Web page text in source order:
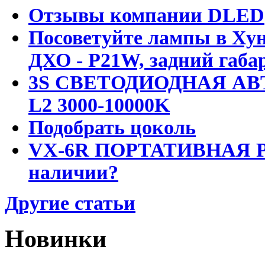
Отзывы компании DLED
Посоветуйте лампы в
ДХО - P21W, задний
3S СВЕТОДИОДНАЯ
L2 3000-10000K
Подобрать цоколь
VX-6R ПОРТАТИВНАЯ
наличии?
Другие статьи
Новинки